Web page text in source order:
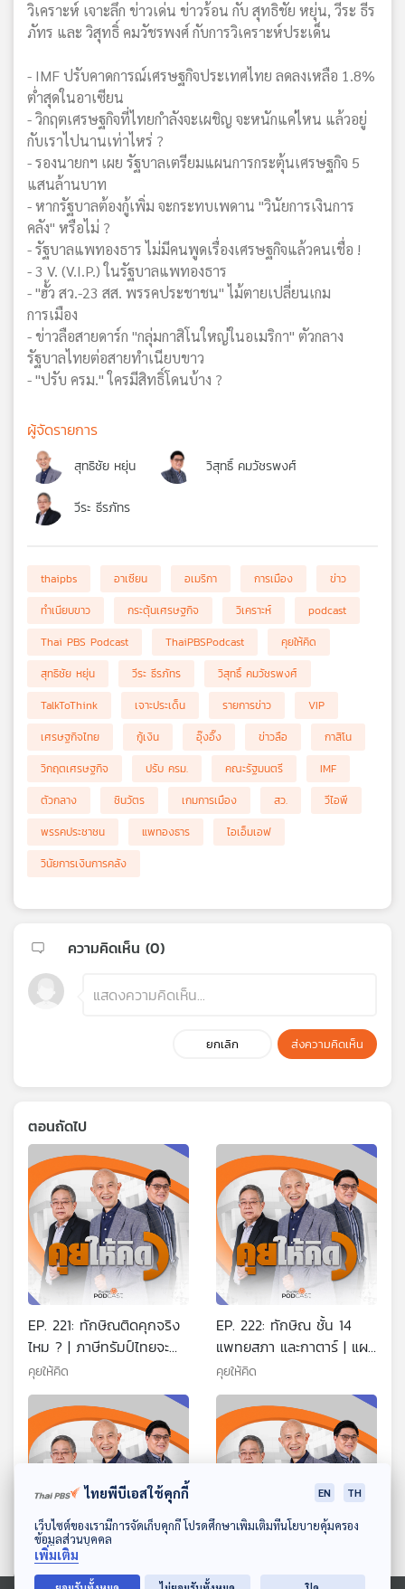
ดาวน์โหลด Thai PBS Podcast Application
วิเคราะห์ เจาะลึก ข่าวเด่น ข่าวร้อน กับ สุทธิชัย หยุ่น, วีระ ธีร
ภัทร และ วิสุทธิ์ คมวัชรพงศ์ กับการวิเคราะห์ประเด็น
- IMF ปรับคาดการณ์เศรษฐกิจประเทศไทย ลดลงเหลือ 1.8%
ต่ำสุดในอาเซียน
- วิกฤตเศรษฐกิจที่ไทยกำลังจะเผชิญ จะหนักแค่ไหน แล้วอยู่
กับเราไปนานเท่าไหร่ ?
- รองนายกฯ เผย รัฐบาลเตรียมแผนการกระตุ้นเศรษฐกิจ 5
แสนล้านบาท
- หากรัฐบาลต้องกู้เพิ่ม จะกระทบเพดาน "วินัยการเงินการ
คลัง" หรือไม่ ?
- รัฐบาลแพทองธาร ไม่มีคนพูดเรื่องเศรษฐกิจแล้วคนเชื่อ !
- 3 V. (V.I.P.) ในรัฐบาลแพทองธาร
- "ฮั้ว สว.-23 สส. พรรคประชาชน" ไม้ตายเปลี่ยนเกม
การเมือง
- ข่าวลือสายดาร์ก "กลุ่มกาสิโนใหญ่ในอเมริกา" ตัวกลาง
รัฐบาลไทยต่อสายทำเนียบขาว
- "ปรับ ครม." ใครมีสิทธิ์โดนบ้าง ?
ผู้จัดรายการ
สุทธิชัย หยุ่น วิสุทธิ์ คมวัชรพงศ์
วีระ ธีรภัทร
thaipbs อาเซียน อเมริกา การเมือง
ข่าว
ทำเนียบขาว
กระตุ้นเศรษฐกิจ วิเคราะห์
podcast
Thai PBS Podcast
ThaiPBSPodcast
คุยให้คิด
สุทธิชัย หยุ่น
วีระ ธีรภัทร
วิสุทธิ์ คมวัชรพงศ์
TalkToThink
เจาะประเด็น รายการข่าว
VIP
เศรษฐกิจไทย
กู้เงิน อุ๊งอิ๊ง ข่าวลือ
กาสิโน
วิกฤตเศรษฐกิจ
ปรับ ครม. คณะรัฐมนตรี
IMF
ตัวกลาง
ชินวัตร เกมการเมือง สว.
วีไอพี
พรรคประชาชน
แพทองธาร
ไอเอ็มเอฟ
วินัยการเงินการคลัง
ความคิดเห็น (0)
ยกเลิก ส่งความคิดเห็น
ตอนถัดไป
EP. 221: ทักษิณติดคุกจริง
ไหม ? | ภาษีทรัมป์ไทยจะ
รอดอย่างไร | อุ๊งอิ๊งเตรียม
ดัน Entertainment
Complex
คุยให้คิด
EP. 222: ทักษิณ ชั้น 14
แพทยสภา และกาตาร์ | แผน
เก็บ VAT รายได้ต่ำกว่า 1.8
ล้าน | ส่งหมายเรียกคดีฮั้ว
เลือก สว.
คุยให้คิด
EP. 223: DSI กกต. สว. และ
EP. 224: 60 วันอันตราย
ไทยพีบีเอสใช้คุกกี้ EN TH
เว็บไซต์ของเรามีการจัดเก็บคุกกี้ โปรดศึกษาเพิ่มเติมที่นโยบายคุ้มครอง
ข้อมูลส่วนบุคคล
เพิ่มเติม